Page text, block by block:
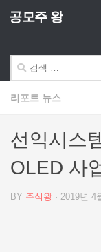
Skip to content
공모주 왕
리포트 뉴스
선익시스
OLED 사
BY 주식왕 · 2019년 4